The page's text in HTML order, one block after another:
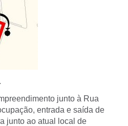
junto à Rua
entrada e saída de
junto ao atual local de